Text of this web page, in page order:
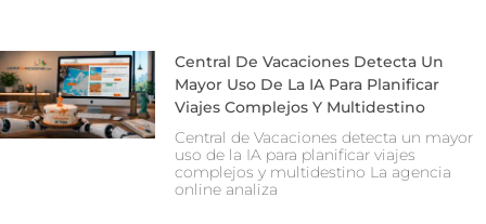
Central De Vacaciones Detecta Un
Mayor Uso De La IA Para Planificar
Viajes Complejos Y Multidestino
Central de Vacaciones detecta un mayor
uso de la IA para planificar viajes
complejos y multidestino La agencia
online analiza